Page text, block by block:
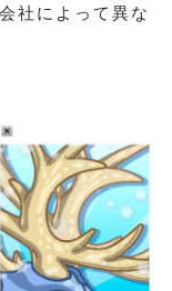
社によって異な